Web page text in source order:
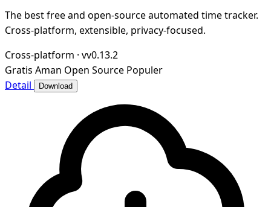
The best free and open-source automated time tracker.
Cross-platform, extensible, privacy-focused.
Cross-platform · vv0.13.2
Gratis Aman Open Source Populer
Detail
Download